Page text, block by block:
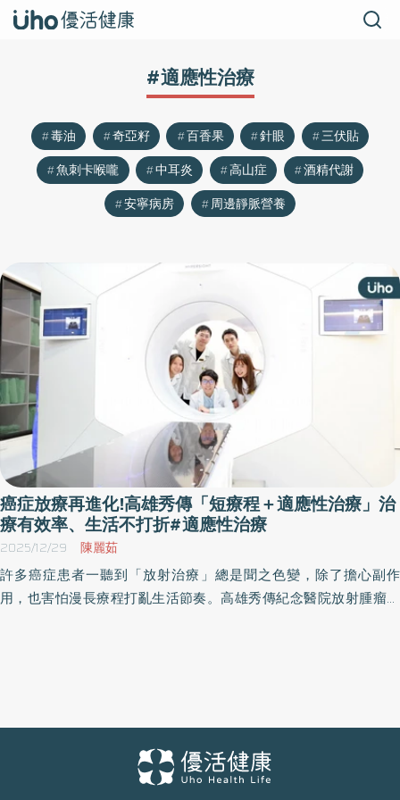
#適應性治療
毒油 奇亞籽 百香果 針眼
三伏貼
魚刺卡喉嚨
中耳炎 高山症
酒精代謝
安寧病房
周邊靜脈營養
癌症放療再進化!高雄秀傳「短療程＋適應性治療」治
療有效率、生活不打折#適應性治療
2025/12/29 陳麗茹
許多癌症患者一聽到「放射治療」總是聞之色變，除了擔心副作
用，也害怕漫長療程打亂生活節奏。高雄秀傳紀念醫院放射腫瘤科
時調整，可能造成正常組織曝露於不必要的劑量。 「適應性放射治
療」的價值就在於——隨病人體內變化而調整。 透過新世代放射治